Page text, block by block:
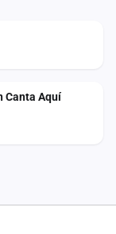
Canta Aquí